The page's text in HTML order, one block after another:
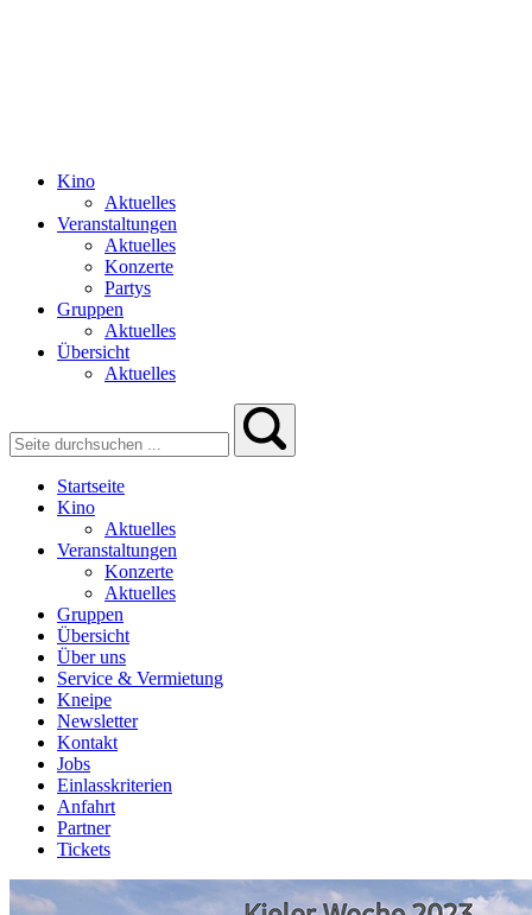
Kino
Aktuelles
Veranstaltungen
Aktuelles
Konzerte
Partys
Gruppen
Aktuelles
Übersicht
Aktuelles
Startseite
Kino
Aktuelles
Veranstaltungen
Konzerte
Aktuelles
Gruppen
Übersicht
Über uns
Service & Vermietung
Kneipe
Newsletter
Kontakt
Jobs
Einlasskriterien
Anfahrt
Partner
Tickets